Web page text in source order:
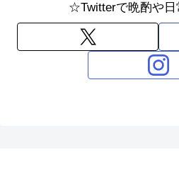
☆Twitterで晩酌や